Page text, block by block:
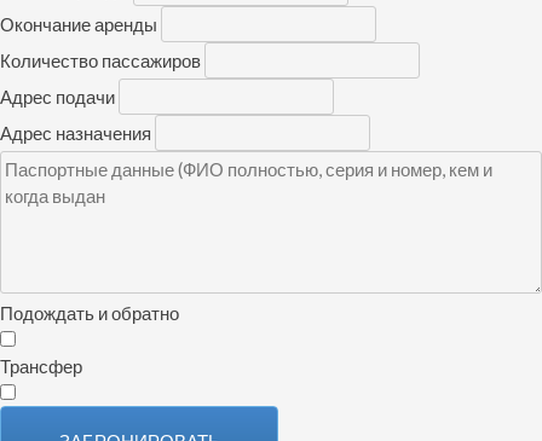
Окончание аренды
Количество пассажиров
Адрес подачи
Адрес назначения
Подождать и обратно
Трансфер